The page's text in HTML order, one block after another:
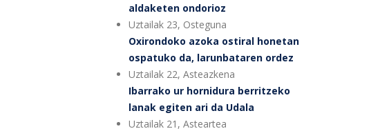
aldaketen ondorioz
Uztailak 23, Osteguna
Oxirondoko azoka ostiral honetan
ospatuko da, larunbataren ordez
Uztailak 22, Asteazkena
Ibarrako ur hornidura berritzeko
lanak egiten ari da Udala
Uztailak 21, Asteartea